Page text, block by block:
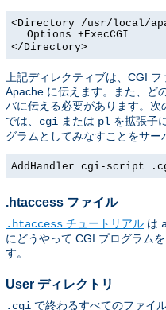
<Directory /usr/local/
Options +ExecCGI
</Directory>
上記ディレクティブは、CGI
Apache に伝えます。また、ど
バに伝える必要があります。次
では、 cgi または pl を拡張子
グラムとしてみなすことをサー
AddHandler cgi-script
.htaccess ファイル
.htaccess チュートリアル は
にどうやって CGI プログラム
す。
User ディレクトリ
.cgi で終わるすべてのファイ